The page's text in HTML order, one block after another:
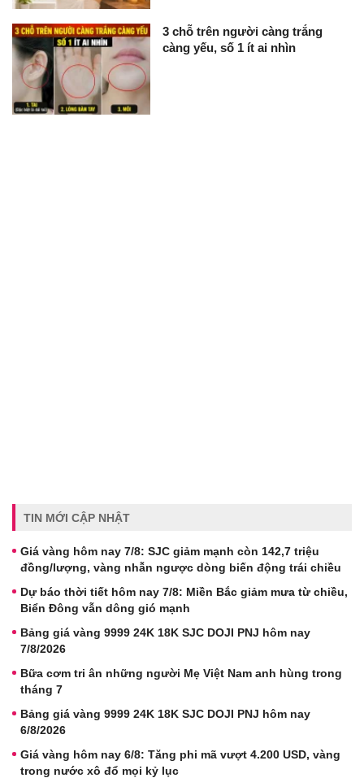
3 chỗ trên người càng trắng
càng yếu, số 1 ít ai nhìn
TIN MỚI CẬP NHẬT
Giá vàng hôm nay 7/8: SJC giảm mạnh còn 142,7 triệu
đồng/lượng, vàng nhẫn ngược dòng biến động trái chiều
Dự báo thời tiết hôm nay 7/8: Miền Bắc giảm mưa từ chiều,
Biển Đông vẫn dông gió mạnh
Bảng giá vàng 9999 24K 18K SJC DOJI PNJ hôm nay
7/8/2026
Bữa cơm tri ân những người Mẹ Việt Nam anh hùng trong
tháng 7
Bảng giá vàng 9999 24K 18K SJC DOJI PNJ hôm nay
6/8/2026
Giá vàng hôm nay 6/8: Tăng phi mã vượt 4.200 USD, vàng
trong nước xô đổ mọi kỷ lục